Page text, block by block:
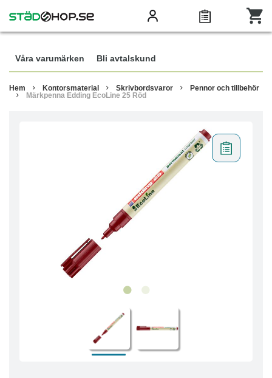
Våra varumärken Bli avtalskund
Hem Kontorsmaterial Skrivbordsvaror
Pennor och tillbehör
Märkpenna Edding EcoLine 25 Röd